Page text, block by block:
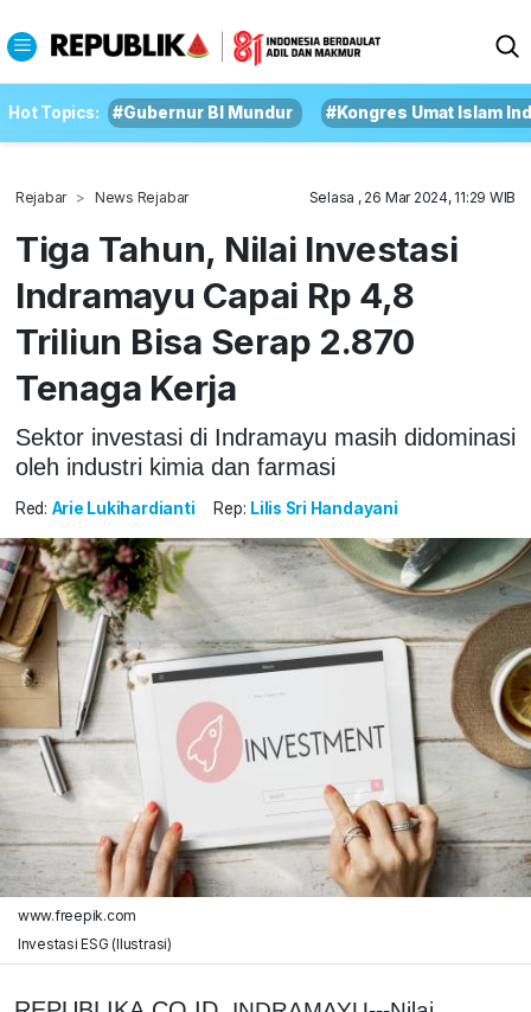
Hot Topics: #Gubernur BI Mundur #Kongres Umat Islam
Rejabar News Rejabar Selasa , 26 Mar 2024, 11:29 WIB
Tiga Tahun, Nilai Investasi
Indramayu Capai Rp 4,8
Triliun Bisa Serap 2.870
Tenaga Kerja
Sektor investasi di Indramayu masih didominasi
oleh industri kimia dan farmasi
Red: Arie Lukihardianti Rep: Lilis Sri Handayani
www.freepik.com
Investasi ESG (Ilustrasi)